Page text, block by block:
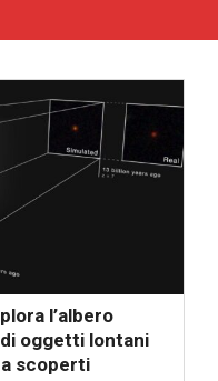
l’albero
oggetti lontani
scoperti